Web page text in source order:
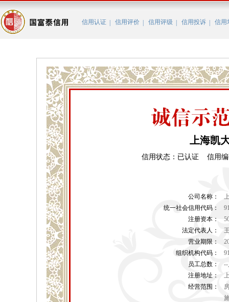
信用认证 信用评价 信用评级 信用投诉 信用
上海凯
信用状态：已认证 信用编
公司名称：
统一社会信用代码：
注册资本：
法定代表人：
营业期限：
组织机构代码：
员工总数：
注册地址：
经营范围：